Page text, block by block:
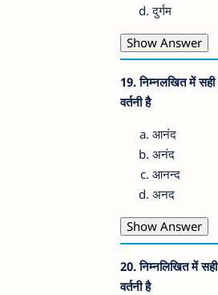
दुर्गम
Show Answer
19. निम्नलखित में सही
वर्तनी है
आनंद
अनंद
आनन्द
अनद
Show Answer
20. निम्नलिखित में सही
वर्तनी है